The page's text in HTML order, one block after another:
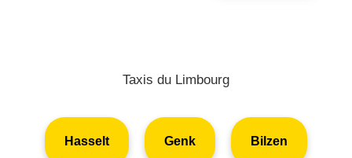
Taxis du Limbourg
Hasselt Genk Bilzen